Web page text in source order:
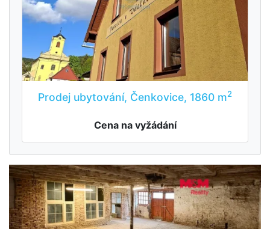
Prodej ubytování, Čenkovice, 1860 m2
Cena na vyžádání